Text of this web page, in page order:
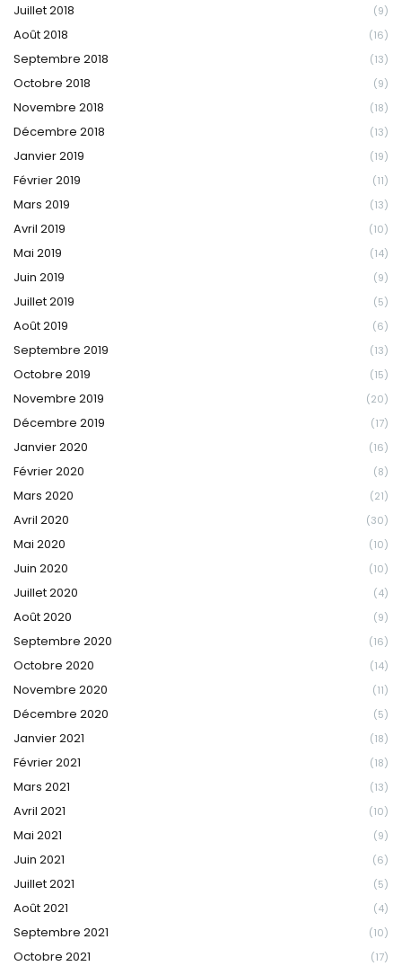
Juillet 2018 (9)
Août 2018 (16)
Septembre 2018 (13)
Octobre 2018 (9)
Novembre 2018 (18)
Décembre 2018 (13)
Janvier 2019 (19)
Février 2019 (11)
Mars 2019 (13)
Avril 2019 (10)
Mai 2019 (14)
Juin 2019 (9)
Juillet 2019 (5)
Août 2019 (6)
Septembre 2019 (13)
Octobre 2019 (15)
Novembre 2019 (20)
Décembre 2019 (17)
Janvier 2020 (16)
Février 2020 (8)
Mars 2020 (21)
Avril 2020 (30)
Mai 2020 (10)
Juin 2020 (10)
Juillet 2020 (4)
Août 2020 (9)
Septembre 2020 (16)
Octobre 2020 (14)
Novembre 2020 (11)
Décembre 2020 (5)
Janvier 2021 (18)
Février 2021 (18)
Mars 2021 (13)
Avril 2021 (10)
Mai 2021 (9)
Juin 2021 (6)
Juillet 2021 (5)
Août 2021 (4)
Septembre 2021 (10)
Octobre 2021 (17)